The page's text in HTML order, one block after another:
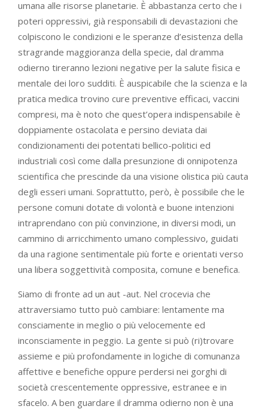
umana alle risorse planetarie. È abbastanza certo che i
poteri oppressivi, già responsabili di devastazioni che
colpiscono le condizioni e le speranze d’esistenza della
stragrande maggioranza della specie, dal dramma
odierno tireranno lezioni negative per la salute fisica e
mentale dei loro sudditi. È auspicabile che la scienza e la
pratica medica trovino cure preventive efficaci, vaccini
compresi, ma è noto che quest’opera indispensabile è
doppiamente ostacolata e persino deviata dai
condizionamenti dei potentati bellico-politici ed
industriali così come dalla presunzione di onnipotenza
scientifica che prescinde da una visione olistica più cauta
degli esseri umani. Soprattutto, però, è possibile che le
persone comuni dotate di volontà e buone intenzioni
intraprendano con più convinzione, in diversi modi, un
cammino di arricchimento umano complessivo, guidati
da una ragione sentimentale più forte e orientati verso
una libera soggettività composita, comune e benefica.
Siamo di fronte ad un aut -aut. Nel crocevia che
attraversiamo tutto può cambiare: lentamente ma
consciamente in meglio o più velocemente ed
inconsciamente in peggio. La gente si può (ri)trovare
assieme e più profondamente in logiche di comunanza
affettive e benefiche oppure perdersi nei gorghi di
società crescentemente oppressive, estranee e in
sfacelo. A ben guardare il dramma odierno non è una